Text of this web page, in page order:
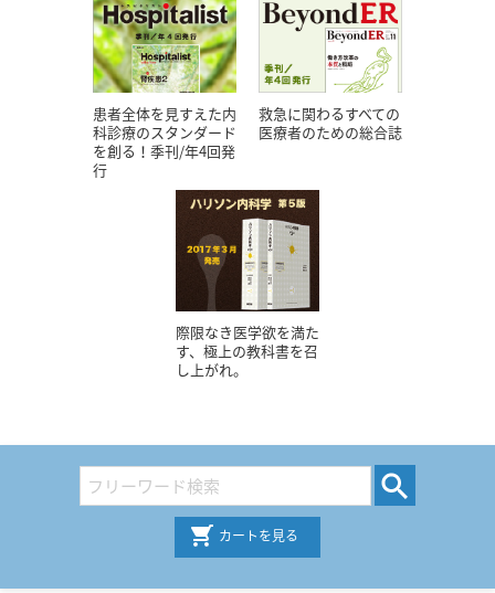
患者全体を見すえた内
科診療のスタンダード
を創る！季刊/年4回発
行
救急に関わるすべての
医療者のための総合誌
際限なき医学欲を満た
す、極上の教科書を召
し上がれ。
カートを見る